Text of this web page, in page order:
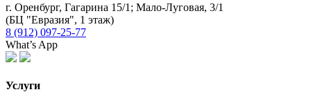
г. Оренбург, Гагарина 15/1; Мало-Луговая, 3/1
(БЦ "Евразия", 1 этаж)
8 (912) 097-25-77
What’s App
Услуги